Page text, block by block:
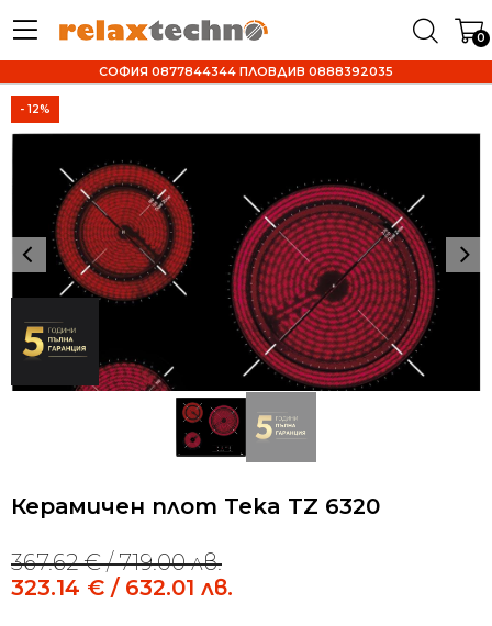
0
СОФИЯ 0877844344 ПЛОВДИВ 0888392035
- 12%
Керамичен плот Teka TZ 6320
367.62€/ 719.00 лв.
Original
price
323.14 € / 632.01 лв.
Current
price